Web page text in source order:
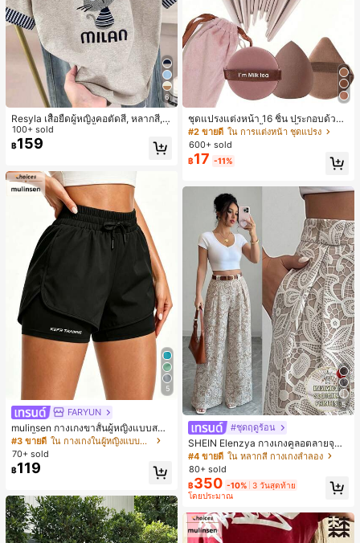
6
Resyla เสื้อยืดผู้หญิงคอตัดสี, หลากสี, ล
ายพิมพ์แมวน่ารัก, เสื้อสำหรับออกไปเที่
ยวฤดูร้อน, ดีไซน์กราฟิก, ความรู้สึกพรีเ
มียม, ลำลองอเนกประสงค์, สวมใส่ประ
เสื้อผ้ากลางแจ้ง
100+ sold
฿159
5
FARYUN
mulinsen กางเกงขาสั้นผู้หญิงแบบสบา
ยๆ สีพื้น หลวม อเนกประสงค์ กางเกงขา
สั้นกีฬา 2-In-1 สำหรับวิ่ง ฟิตเนส และก
ารฝึกซ้อมกีฬาในฤดูร้อน
#3 ขายดี
ใน กางเกงในผู้หญิงแบบแอคทีฟ
70+ sold
฿119
ชุดแปรงแต่งหน้า 16 ชิ้น ประกอบด้วยแ
ปรงแต่งหน้า 13 ชิ้น, ฟองน้ำแต่งหน้ารู
ปหยดน้ำ 1 ชิ้น, แปรงแป้งรองพื้นกลม 1
ชิ้น และฟองน้ำแต่งหน้ารูปสามเหลี่ยม
1 ชิ้น - ชุดคลาสสิก ทำจากขนสังเคราะ
หญิงและเด็กผู้หญิง เหมาะสำหรับฤดูใบ
ไม้ร่วงและฤดูหนาว
#2 ขายดี ใน การแต่งหน้า ชุดแปรง
600+ sold
฿17 -11%
5
#ชุดฤดูร้อน
SHEIN Elenzya กางเกงคูลอตลายจุดเ
อวสูงแบบใหม่สำหรับฤดูใบไม้ผลิ/ฤดูร้อ
น, สไตล์หรูหราเหมาะสำหรับใส่ในชีวิต
ประจำวันและทำงาน, ให้ความรู้สึกวินเ
ทจสำหรับฤดูรับปริญญา, เทศกาลดนตร
ี, การแข่งม้าดาร์บี้, วันประกาศอิสรภาพ
#4 ขายดี ใน หลากสี กางเกงลำลอง
80+ sold
฿350 -10% 3 วันสุดท้าย
โดยประมาณ